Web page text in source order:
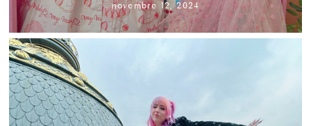
novembre 12, 2024